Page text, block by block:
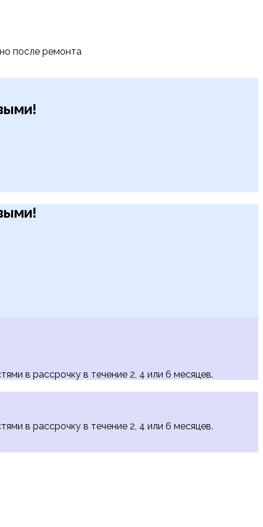
после ремонта
в рассрочку в течение 2, 4 или 6 месяцев.
в рассрочку в течение 2, 4 или 6 месяцев.